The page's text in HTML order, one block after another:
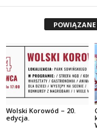
Wolski Korowód – 20.
edycja.